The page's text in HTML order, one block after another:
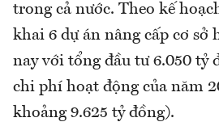
trong cả nước. Theo kế
khai 6 dự án nâng cấp cơ sở
nay với tổng đầu tư 6.050 tỷ
chi phí hoạt động của năm
khoảng 9.625 tỷ đồng).